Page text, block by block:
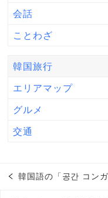
会話
ことわざ
韓国旅行
エリアマップ
グルメ
交通
韓国語の「공간 コン